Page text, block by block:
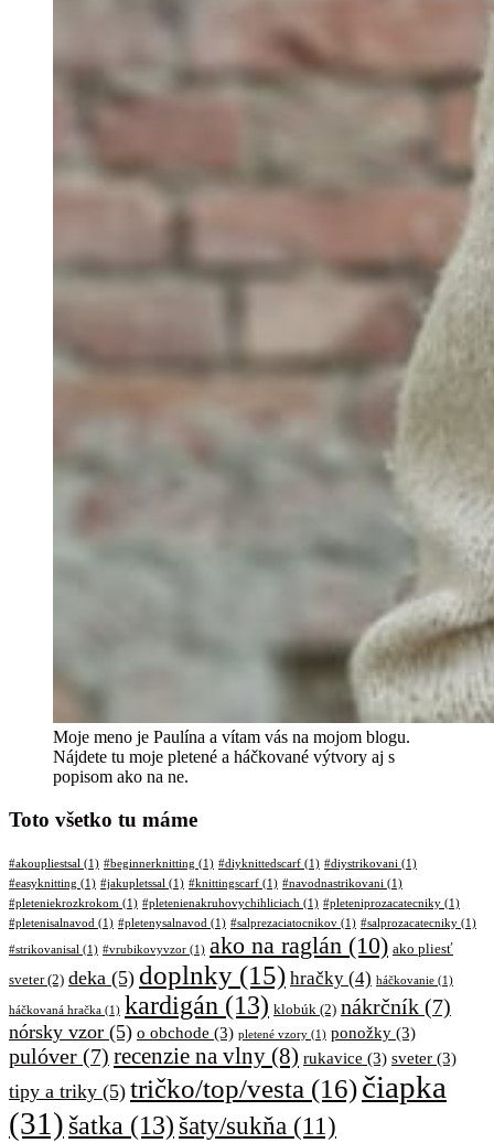
Moje meno je Paulína a vítam vás na mojom blogu.
Nájdete tu moje pletené a háčkované výtvory aj s
popisom ako na ne.
Toto všetko tu máme
#akoupliestsal (1) #beginnerknitting (1) #diyknittedscarf (1) #diystrikovani (1)
#easyknitting (1) #jakupletssal (1) #knittingscarf (1) #navodnastrikovani (1)
#pleteniekrozkrokom (1) #pletenienakruhovychihliciach (1) #pleteniprozacatecniky (1)
#pletenisalnavod (1) #pletenysalnavod (1) #salprezaciatocnikov (1) #salprozacatecniky (1)
#strikovanisal (1) #vrubikovyvzor (1) ako na raglán (10) ako pliesť
sveter(2) deka (5) doplnky (15) hračky (4) háčkovanie (1)
háčkovaná hračka (1) kardigán (13) klobúk (2) nákrčník (7)
nórsky vzor (5) o obchode (3) pletené vzory (1) ponožky (3)
pulóver (7) recenzie na vlny (8) rukavice (3) sveter (3)
tipy a triky (5) tričko/top/vesta (16)čiapka
(31) šatka (13) šaty/sukňa (11)